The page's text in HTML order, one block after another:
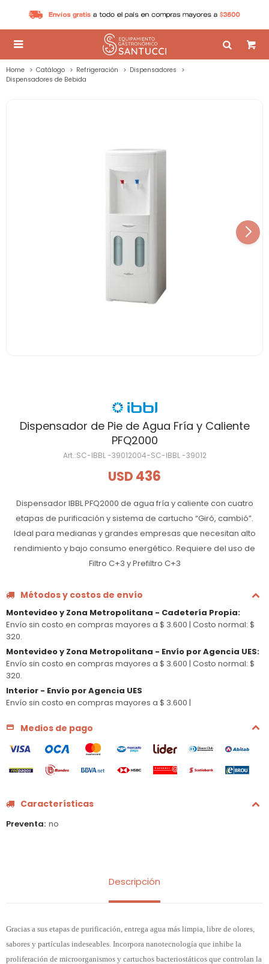

Home Catálogo Refrigeración
Dispensadores
Dispensadores de Bebida
Dispensador de Pie de Agua Fría y Caliente
PFQ2000
SC-IBBL -39012004-SC-IBBL -39012
USD 436
Dispensador IBBL PFQ2000 de agua fría y caliente con cuatro
etapas de purificación y sistema de cartucho “Giró, cambió”.
Ideal para medianas y grandes empresas que necesitan alto
rendimiento y bajo consumo energético. Requiere del uso de
Filtro C+3 y Prefiltro C+3
Métodos y costos de envío
Montevideo y Zona Metropolitana - Cadetería Propia:
Envío sin costo en compras mayores a $ 3.600 | Costo normal: $
320.
Montevideo y Zona Metropolitana - Envío por Agencia UES:
Envío sin costo en compras mayores a $ 3.600 | Costo normal: $
320.
Interior - Envío por Agencia UES
Envío sin costo en compras mayores a $ 3.600 |
Medios de pago
Características
Preventa no
Descripción
Gracias a sus etapas de purificación, entrega agua más limpia, libre de olores,
sabores y partículas indeseables. Incorpora nanotecnología que inhibe la
proliferación de microorganismos y cartuchos bacteriostáticos que controlan la